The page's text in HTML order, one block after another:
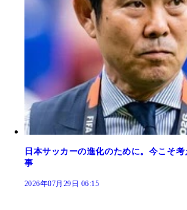
日本サッカーの進化のために。今こそ
事
2026年07月29日 06:15